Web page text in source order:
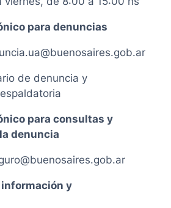
para denuncias
de denuncia y
para consultas y
denuncia
y